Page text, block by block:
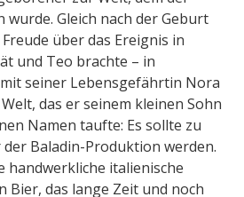
wurde. Gleich nach der Geburt
über das Ereignis in
und Teo brachte – in
seiner Lebensgefährtin Nora
das er seinem kleinen Sohn
Namen taufte: Es sollte zu
Baladin-Produktion werden.
handwerkliche italienische
Bier, das lange Zeit und noch